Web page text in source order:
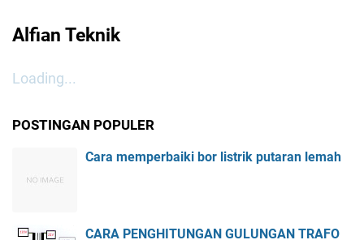
Alfian Teknik
Loading...
POSTINGAN POPULER
Cara memperbaiki bor listrik putaran lemah
CARA PENGHITUNGAN GULUNGAN TRAFO